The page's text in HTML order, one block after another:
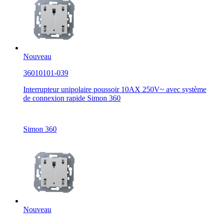
Nouveau
36010101-039
Interrupteur unipolaire poussoir 10AX 250V~ avec système
de connexion rapide Simon 360
Simon 360
Nouveau